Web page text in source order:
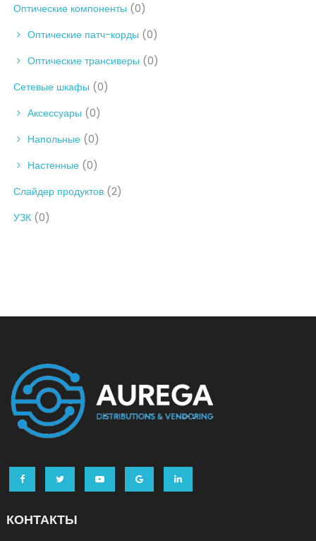
Оптические компоненты (0)
Оптические патч-корды (0)
Оптические трансиверы (0)
Сетевые шкафы (0)
Аксессуары (0)
Напольные (0)
Настенные (0)
Слайдер продуктов (2)
УЗК (0)
КОНТАКТЫ